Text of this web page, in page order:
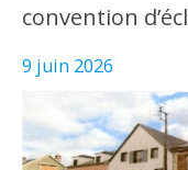
convention
9 juin 2026